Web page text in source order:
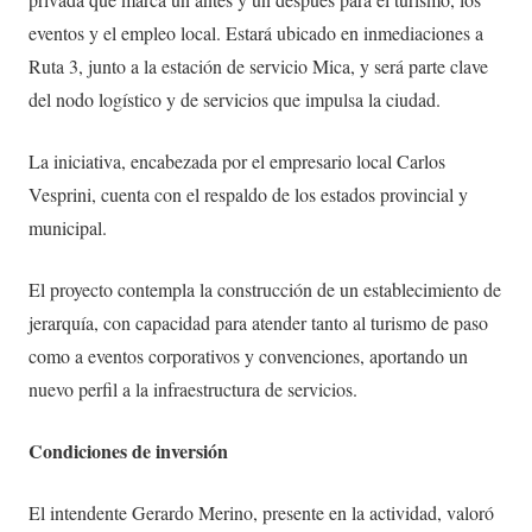
eventos y el empleo local. Estará ubicado en inmediaciones a
Ruta 3, junto a la estación de servicio Mica, y será parte clave
del nodo logístico y de servicios que impulsa la ciudad.
La iniciativa, encabezada por el empresario local Carlos
Vesprini, cuenta con el respaldo de los estados provincial y
municipal.
El proyecto contempla la construcción de un establecimiento de
jerarquía, con capacidad para atender tanto al turismo de paso
como a eventos corporativos y convenciones, aportando un
nuevo perfil a la infraestructura de servicios.
Condiciones de inversión
El intendente Gerardo Merino, presente en la actividad, valoró